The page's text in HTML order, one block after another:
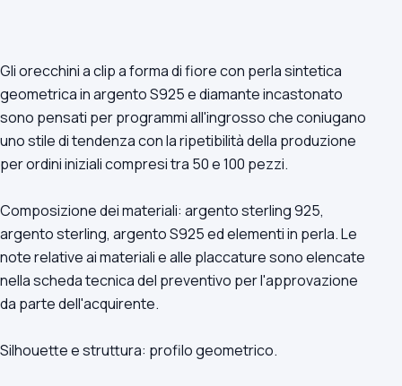
Gli orecchini a clip a forma di fiore con perla sintetica
geometrica in argento S925 e diamante incastonato
sono pensati per programmi all'ingrosso che coniugano
uno stile di tendenza con la ripetibilità della produzione
per ordini iniziali compresi tra 50 e 100 pezzi.
Composizione dei materiali: argento sterling 925,
argento sterling, argento S925 ed elementi in perla. Le
note relative ai materiali e alle placcature sono elencate
nella scheda tecnica del preventivo per l'approvazione
da parte dell'acquirente.
Silhouette e struttura: profilo geometrico.